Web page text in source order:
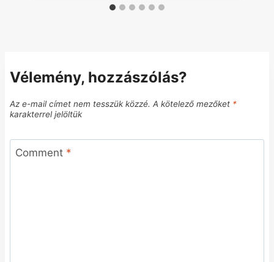
Vélemény, hozzászólás?
Az e-mail címet nem tesszük közzé. A kötelező mezőket *
karakterrel jelöltük
Comment *